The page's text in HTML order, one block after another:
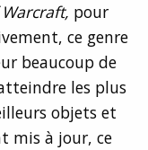
pour
ce genre
beaucoup de
les plus
objets et
mis à jour, ce